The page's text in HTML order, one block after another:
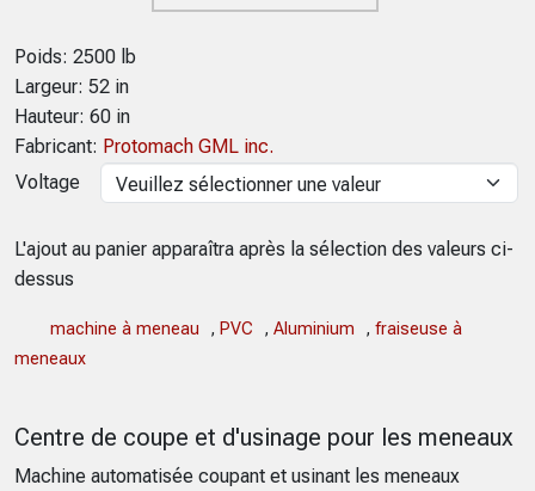
Poids: 2500 lb
Largeur: 52 in
Hauteur: 60 in
Fabricant: Protomach GML inc.
Voltage
L'ajout au panier apparaîtra après la sélection des valeurs ci-
dessus
machine à meneau , PVC , Aluminium , fraiseuse à
meneaux
Centre de coupe et d'usinage pour les meneaux
Machine automatisée coupant et usinant les meneaux